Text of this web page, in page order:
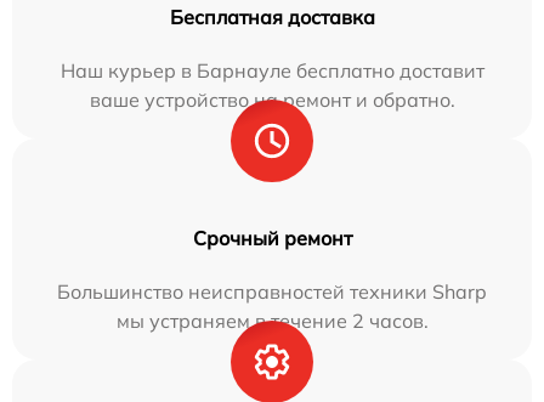
Бесплатная доставка
Наш курьер в Барнауле бесплатно доставит
ваше устройство на ремонт и обратно.
Срочный ремонт
Большинство неисправностей техники Sharp
мы устраняем в течение 2 часов.